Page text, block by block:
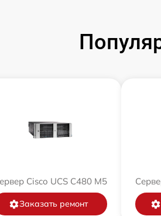
Cisco UCS C480 M5
Заказать ремонт